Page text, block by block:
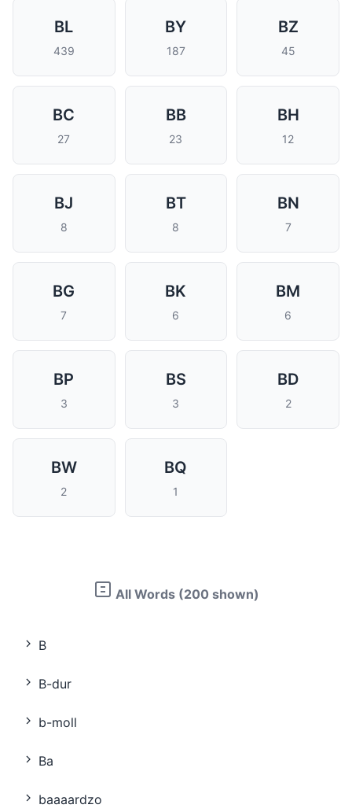
BL
439
BY
187
BZ
45
BC
27
BB
23
BH
12
BJ
8
BT
8
BN
7
BG
7
BK
6
BM
6
BP
3
BS
3
BD
2
BW
2
BQ
1
All Words (200 shown)
B
B-dur
b-moll
Ba
baaaardzo